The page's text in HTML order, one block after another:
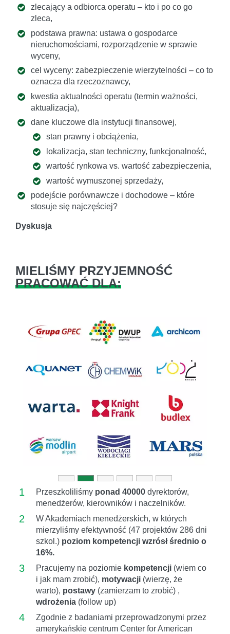
zlecający a odbiorca operatu – kto i po co go
zleca,
podstawa prawna: ustawa o gospodarce
nieruchomościami, rozporządzenie w sprawie
wyceny,
cel wyceny: zabezpieczenie wierzytelności – co to
oznacza dla rzeczoznawcy,
kwestia aktualności operatu (termin ważności,
aktualizacja),
dane kluczowe dla instytucji finansowej,
stan prawny i obciążenia,
lokalizacja, stan techniczny, funkcjonalność,
wartość rynkowa vs. wartość zabezpieczenia,
wartość wymuszonej sprzedaży,
podejście porównawcze i dochodowe – które
stosuje się najczęściej?
Dyskusja
MIELIŚMY PRZYJEMNOŚĆ
PRACOWAĆ DLA:
1 Przeszkoliliśmy ponad 40000 dyrektorów,
menedżerów, kierowników i naczelników.
2
W Akademiach menedżerskich, w których
mierzyliśmy efektywność (47 projektów 286 dni
szkol.) poziom kompetencji wzrósł średnio o
16%.
3 Pracujemy na poziomie kompetencji (wiem co
i jak mam zrobić), motywacji (wierzę, że
warto), postawy (zamierzam to zrobić) ,
wdrożenia (follow up)
4
Zgodnie z badaniami przeprowadzonymi przez
amerykańskie centrum Center for American